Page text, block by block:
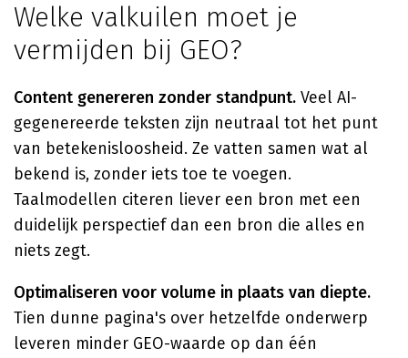
Welke valkuilen moet je
vermijden bij GEO?
Content genereren zonder standpunt. Veel AI-
gegenereerde teksten zijn neutraal tot het punt
van betekenisloosheid. Ze vatten samen wat al
bekend is, zonder iets toe te voegen.
Taalmodellen citeren liever een bron met een
duidelijk perspectief dan een bron die alles en
niets zegt.
Optimaliseren voor volume in plaats van diepte.
Tien dunne pagina's over hetzelfde onderwerp
leveren minder GEO-waarde op dan één